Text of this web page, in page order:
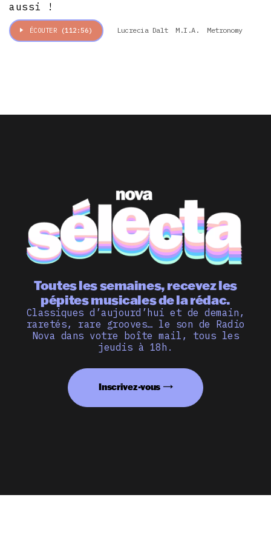
aussi !
ÉCOUTER (112:56) Lucrecia Dalt M.I.A. Metronomy
Toutes les semaines, recevez les
pépites musicales de la rédac.
Classiques d’aujourd’hui et de demain,
raretés, rare grooves… le son de Radio
Nova dans votre boîte mail, tous les
jeudis à 18h.
Inscrivez-vous